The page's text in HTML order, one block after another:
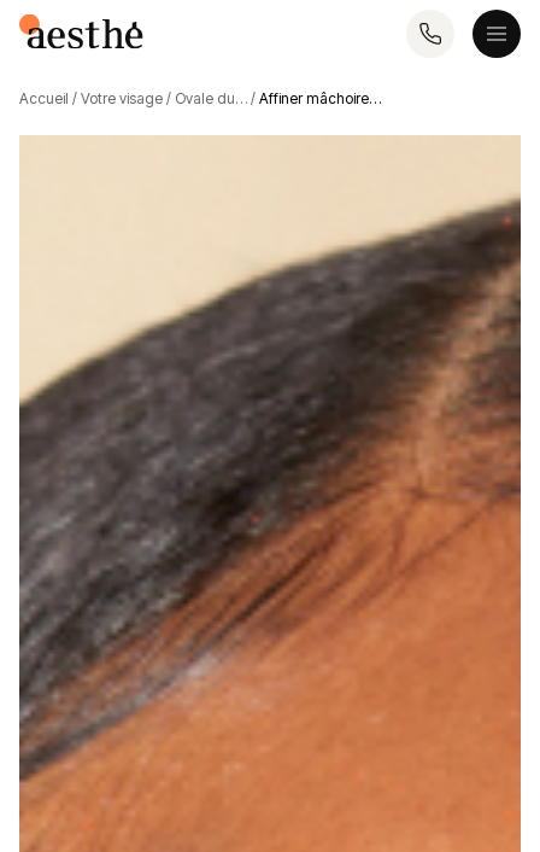
Accueil / Votre visage / Ovale du… / Affiner mâchoire…